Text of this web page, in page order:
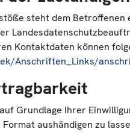
steht dem
Kontaktdaten können
Anschriften_Links/
Grundlage Ihrer
aushändigen zu